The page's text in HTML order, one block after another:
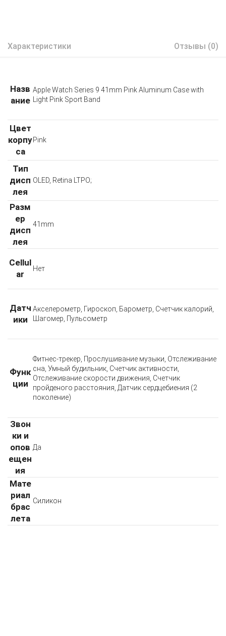
Характеристики Отзывы (0)
Назв
ание
Apple Watch Series 9 41mm Pink Aluminum Case with
Light Pink Sport Band
Цвет
корпу
са
Pink
Тип
дисп
лея
OLED, Retina LTPO;
Разм
ер
дисп
лея
41mm
Cellul
ar
Нет
Датч
ики
Акселерометр, Гироскоп, Барометр, Счетчик калорий,
Шагомер, Пульсометр
Функ
ции
Фитнес-трекер, Прослушивание музыки, Отслеживание
сна, Умный будильник, Счетчик активности,
Отслеживание скорости движения, Счетчик
пройденого расстояния, Датчик сердцебиения (2
поколение)
Звон
ки и
опов
ещен
ия
Да
Мате
риал
брас
лета
Силикон